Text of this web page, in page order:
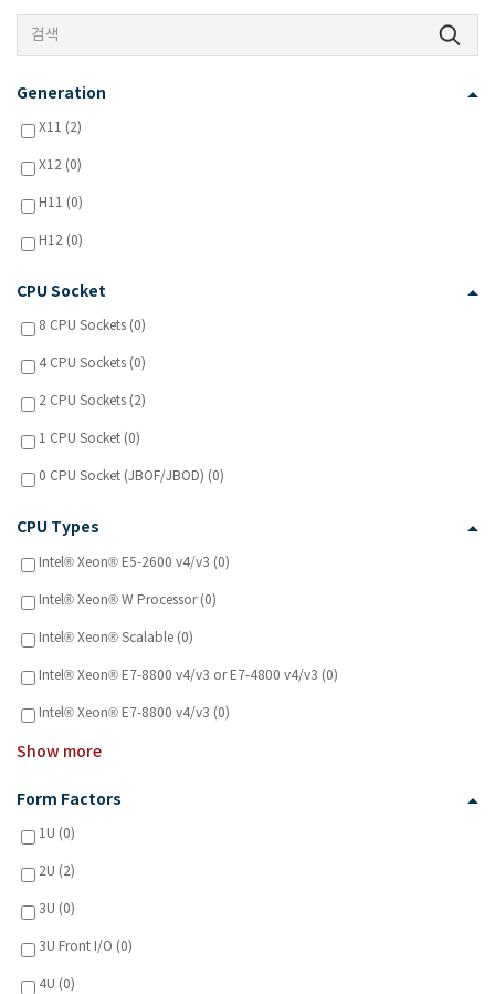
Generation
X11 (2)
X12 (0)
H11 (0)
H12 (0)
CPU Socket
8 CPU Sockets (0)
4 CPU Sockets (0)
2 CPU Sockets (2)
1 CPU Socket (0)
0 CPU Socket (JBOF/JBOD) (0)
CPU Types
Intel® Xeon® E5-2600 v4/v3 (0)
Intel® Xeon® W Processor (0)
Intel® Xeon® Scalable (0)
Intel® Xeon® E7-8800 v4/v3 or E7-4800 v4/v3 (0)
Intel® Xeon® E7-8800 v4/v3 (0)
Show more
Form Factors
1U (0)
2U (2)
3U (0)
3U Front I/O (0)
4U (0)